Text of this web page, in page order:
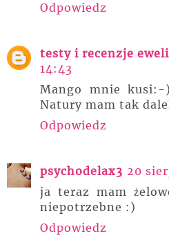
Odpowiedz
testy i recenzje
14:43
Mango mnie
Natury mam tak
Odpowiedz
psychodelax3 20
ja teraz mam
niepotrzebne :)
Odpowiedz